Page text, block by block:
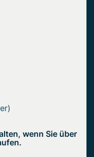
wenn Sie über